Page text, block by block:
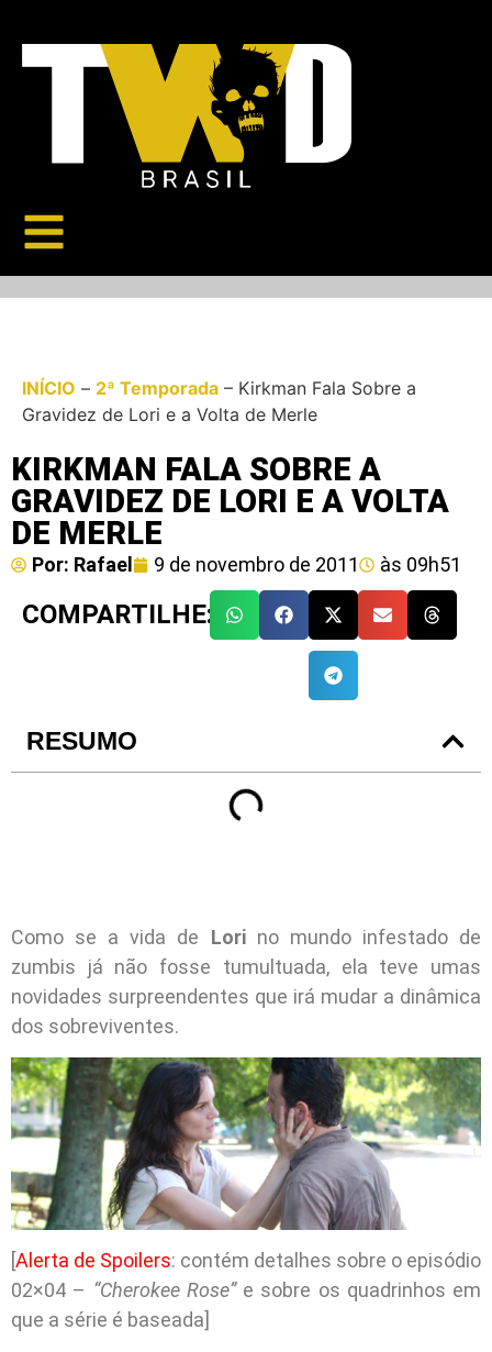
INÍCIO – 2ª Temporada – Kirkman Fala Sobre a
Gravidez de Lori e a Volta de Merle
KIRKMAN FALA SOBRE A
GRAVIDEZ DE LORI E A VOLTA
DE MERLE
Por: Rafael 9 de novembro de 2011 às 09h51
COMPARTILHE:
RESUMO
Como se a vida de Lorino mundo infestado de
zumbis já não fosse tumultuada, ela teve umas
novidades surpreendentes que irá mudar a dinâmica
dos sobreviventes.
[Alerta de Spoilers: contém detalhes sobre o episódio
02×04 – “Cherokee Rose”e sobre os quadrinhos em
que a série é baseada]